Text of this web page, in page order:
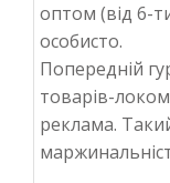
оптом (від 6-
особисто.
Попередній
товарів-
реклама.